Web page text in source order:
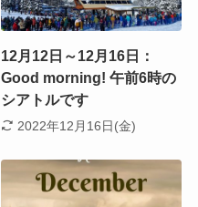
12月12日～12月16日：
Good morning! 午前6時の
シアトルです
2022年12月16日(金)